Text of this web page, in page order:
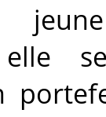
elle